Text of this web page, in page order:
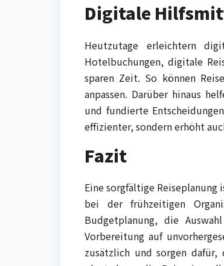
Digitale
Heutzutage erleichtern
Hotelbuchungen, digitale
sparen Zeit. So können
anpassen. Darüber hinaus
und fundierte
effizienter, sondern erhöht
Fazit
Eine sorgfältige Reiseplanung
bei der frühzeitigen
Budgetplanung, die
Vorbereitung auf
zusätzlich und sorgen